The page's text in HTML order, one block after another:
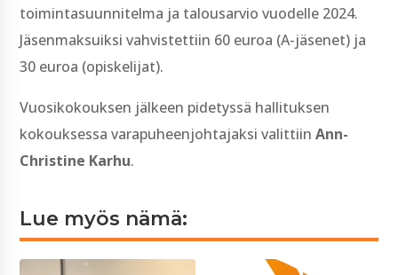
toimintasuunnitelma ja talousarvio vuodelle 2024.
Jäsenmaksuiksi vahvistettiin 60 euroa (A-jäsenet) ja
30 euroa (opiskelijat).
Vuosikokouksen jälkeen pidetyssä hallituksen
kokouksessa varapuheenjohtajaksi valittiinAnn-
Christine Karhu.
Lue myös nämä: